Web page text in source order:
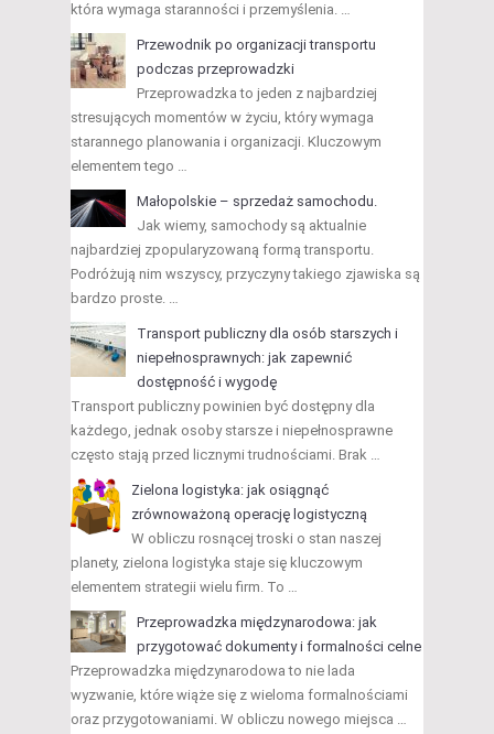
która wymaga staranności i przemyślenia. …
Przewodnik po organizacji transportu
podczas przeprowadzki
Przeprowadzka to jeden z najbardziej
stresujących momentów w życiu, który wymaga
starannego planowania i organizacji. Kluczowym
elementem tego …
Małopolskie – sprzedaż samochodu.
Jak wiemy, samochody są aktualnie
najbardziej zpopularyzowaną formą transportu.
Podróżują nim wszyscy, przyczyny takiego zjawiska są
bardzo proste. …
Transport publiczny dla osób starszych i
niepełnosprawnych: jak zapewnić
dostępność i wygodę
Transport publiczny powinien być dostępny dla
każdego, jednak osoby starsze i niepełnosprawne
często stają przed licznymi trudnościami. Brak …
Zielona logistyka: jak osiągnąć
zrównoważoną operację logistyczną
W obliczu rosnącej troski o stan naszej
planety, zielona logistyka staje się kluczowym
elementem strategii wielu firm. To …
Przeprowadzka międzynarodowa: jak
przygotować dokumenty i formalności celne
Przeprowadzka międzynarodowa to nie lada
wyzwanie, które wiąże się z wieloma formalnościami
oraz przygotowaniami. W obliczu nowego miejsca …